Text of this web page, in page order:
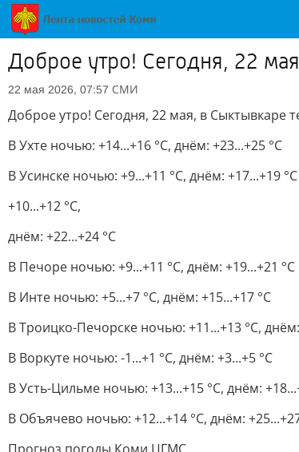
Доброе утро! Сегодня, 22
22 мая 2026, 07:57 СМИ
Доброе утро! Сегодня, 22 мая, в Сыктывкаре
В Ухте ночью: +14...+16 °C, днём: +23...+25 °C
В Усинске ночью: +9...+11 °C, днём: +17...+19 °C
+10...+12 °C,
днём: +22...+24 °C
В Печоре ночью: +9...+11 °C, днём: +19...+21 °C
В Инте ночью: +5...+7 °C, днём: +15...+17 °C
В Троицко-Печорске ночью: +11...+13 °C, днём:
В Воркуте ночью: -1...+1 °C, днём: +3...+5 °C
В Усть-Цильме ночью: +13...+15 °C, днём:
В Объячево ночью: +12...+14 °C, днём: